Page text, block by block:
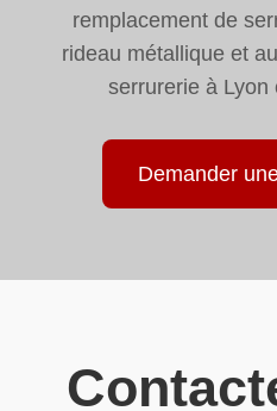
remplacement de
rideau métallique et
serrurerie à Lyon
Demander